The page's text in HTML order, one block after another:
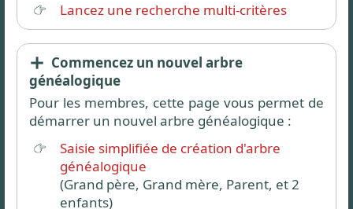
Lancez une recherche multi-critères
Commencez un nouvel arbre
généalogique
Pour les membres, cette page vous permet de
démarrer un nouvel arbre généalogique :
Saisie simplifiée de création d'arbre
généalogique
(Grand père, Grand mère, Parent, et 2
enfants)